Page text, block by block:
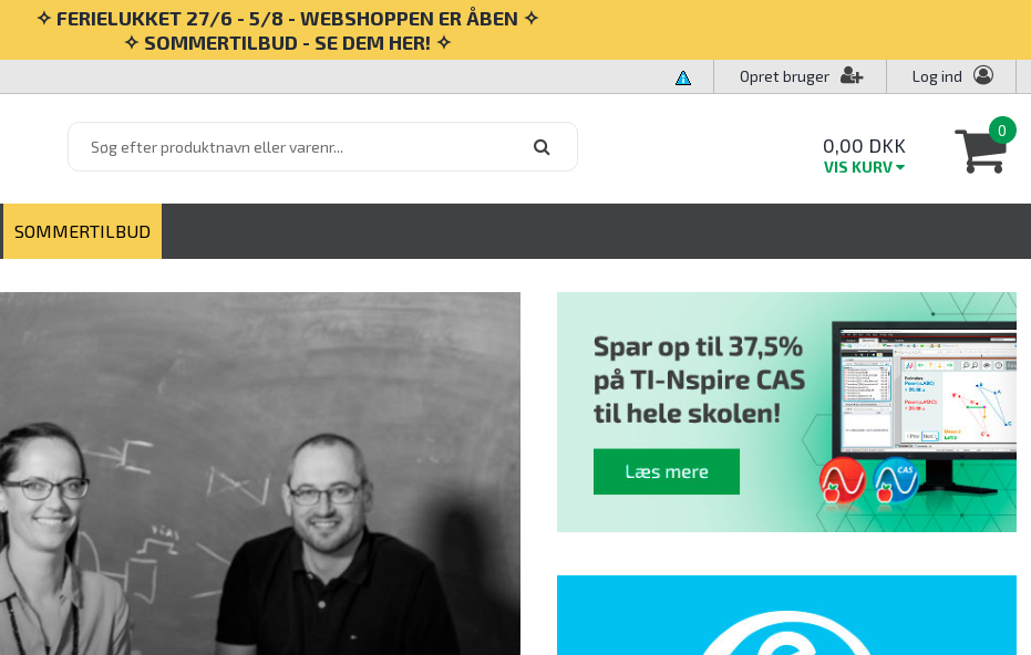
✧ FERIELUKKET 27/6 - 5/8 - WEBSHOPPEN ER ÅBEN ✧
✧ SOMMERTILBUD - SE DEM HER! ✧
Opret bruger Log ind
0,00 DKK
VIS KURV
0
SOMMERTILBUD